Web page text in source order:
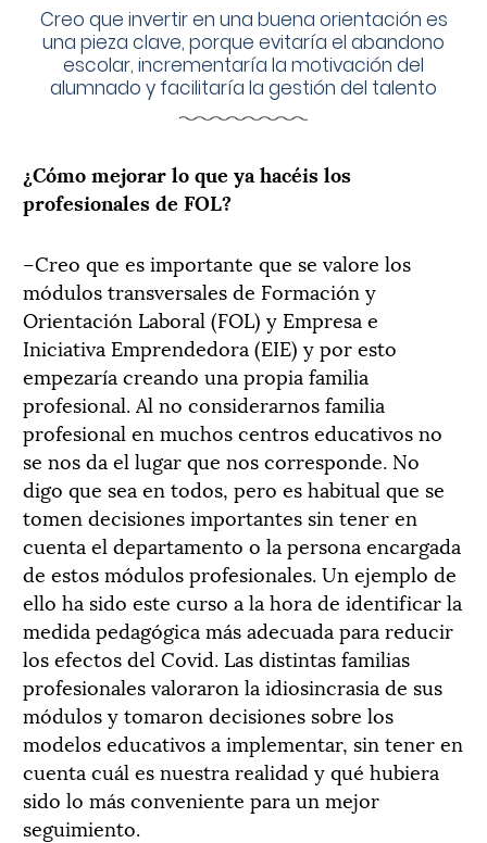
Creo que invertir en una buena orientación es
una pieza clave, porque evitaría el abandono
escolar, incrementaría la motivación del
alumnado y facilitaría la gestión del talento
¿Cómo mejorar lo que ya hacéis los
profesionales de FOL?
–Creo que es importante que se valore los
módulos transversales de Formación y
Orientación Laboral (FOL) y Empresa e
Iniciativa Emprendedora (EIE) y por esto
empezaría creando una propia familia
profesional. Al no considerarnos familia
profesional en muchos centros educativos no
se nos da el lugar que nos corresponde. No
digo que sea en todos, pero es habitual que se
tomen decisiones importantes sin tener en
cuenta el departamento o la persona encargada
de estos módulos profesionales. Un ejemplo de
ello ha sido este curso a la hora de identificar la
medida pedagógica más adecuada para reducir
los efectos del Covid. Las distintas familias
profesionales valoraron la idiosincrasia de sus
módulos y tomaron decisiones sobre los
modelos educativos a implementar, sin tener en
cuenta cuál es nuestra realidad y qué hubiera
sido lo más conveniente para un mejor
seguimiento.